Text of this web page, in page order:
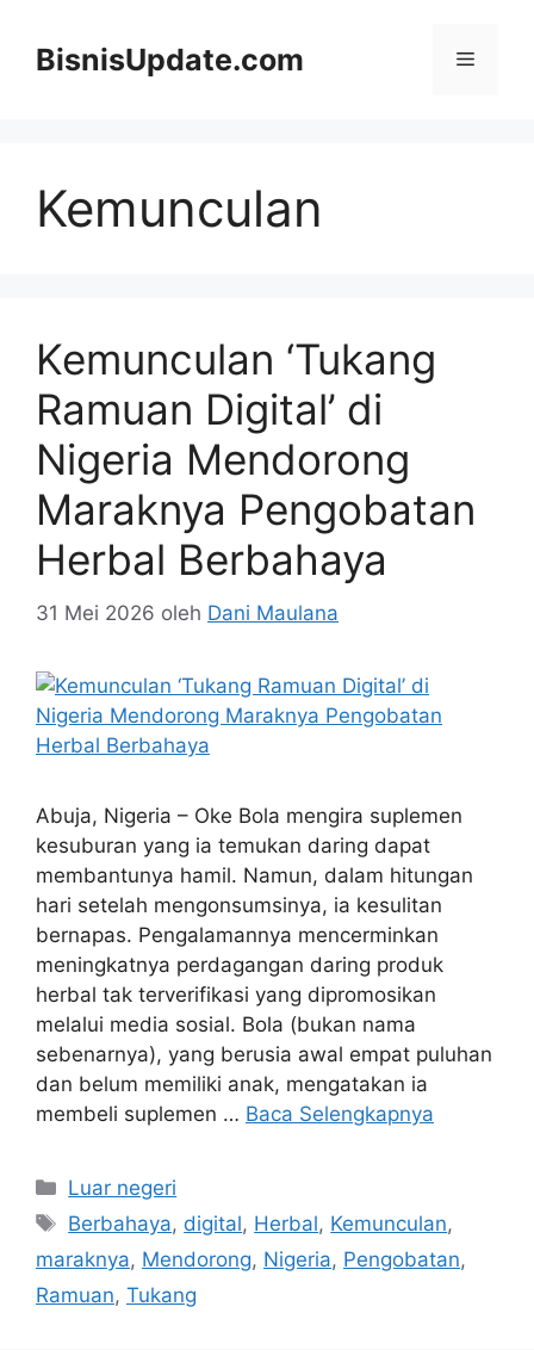
BisnisUpdate.com Menu
Kemunculan
Kemunculan ‘Tukang
Ramuan Digital’ di
Nigeria Mendorong
Maraknya Pengobatan
Herbal Berbahaya
31 Mei 2026 oleh Dani Maulana
Abuja, Nigeria – Oke Bola mengira suplemen
kesuburan yang ia temukan daring dapat
membantunya hamil. Namun, dalam hitungan
hari setelah mengonsumsinya, ia kesulitan
bernapas. Pengalamannya mencerminkan
meningkatnya perdagangan daring produk
herbal tak terverifikasi yang dipromosikan
melalui media sosial. Bola (bukan nama
sebenarnya), yang berusia awal empat puluhan
dan belum memiliki anak, mengatakan ia
membeli suplemen … Baca Selengkapnya
Kategori
Luar negeri
Tag
Berbahaya, digital, Herbal, Kemunculan,
maraknya, Mendorong, Nigeria, Pengobatan,
Ramuan, Tukang